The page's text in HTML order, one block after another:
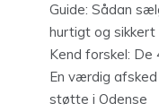
Guide: Sådan
hurtigt og sikkert
Kend forskel:
En værdig
støtte i Odense